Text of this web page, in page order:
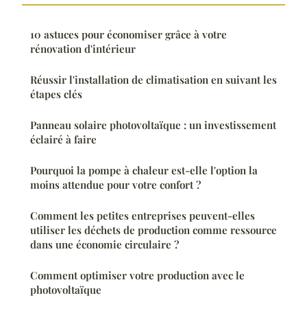
10 astuces pour économiser grâce à votre
rénovation d'intérieur
Réussir l'installation de climatisation en suivant les
étapes clés
Panneau solaire photovoltaïque : un investissement
éclairé à faire
Pourquoi la pompe à chaleur est-elle l'option la
moins attendue pour votre confort ?
Comment les petites entreprises peuvent-elles
utiliser les déchets de production comme ressource
dans une économie circulaire ?
Comment optimiser votre production avec le
photovoltaïque